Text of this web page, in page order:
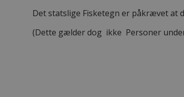
Det statslige Fisketegn er påkrævet at
(Dette gælder dog ikke Personer